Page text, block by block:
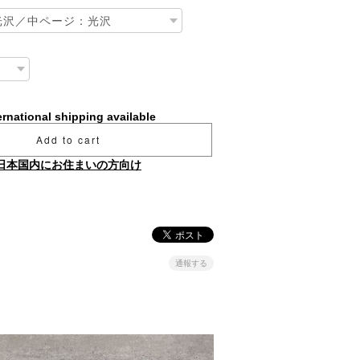
shipping available
Add to cart
本国内にお住まいの方向け
通報する